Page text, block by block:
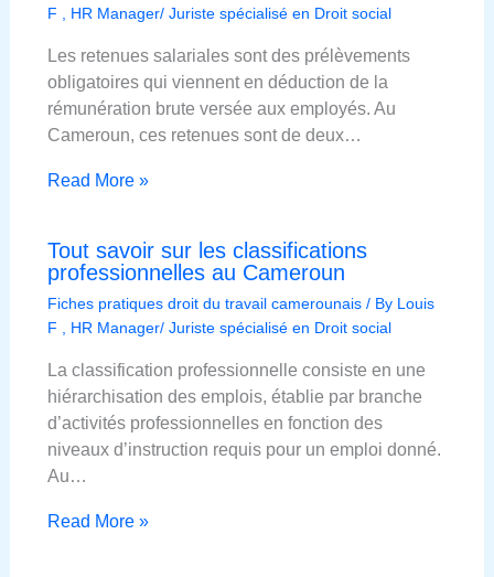
F , HR Manager/ Juriste spécialisé en Droit social
Les retenues salariales sont des prélèvements
obligatoires qui viennent en déduction de la
rémunération brute versée aux employés. Au
Cameroun, ces retenues sont de deux…
Read More »
Tout savoir sur les classifications
professionnelles au Cameroun
Fiches pratiques droit du travail camerounais/ By Louis
F , HR Manager/ Juriste spécialisé en Droit social
La classification professionnelle consiste en une
hiérarchisation des emplois, établie par branche
d’activités professionnelles en fonction des
niveaux d’instruction requis pour un emploi donné.
Au…
Read More »